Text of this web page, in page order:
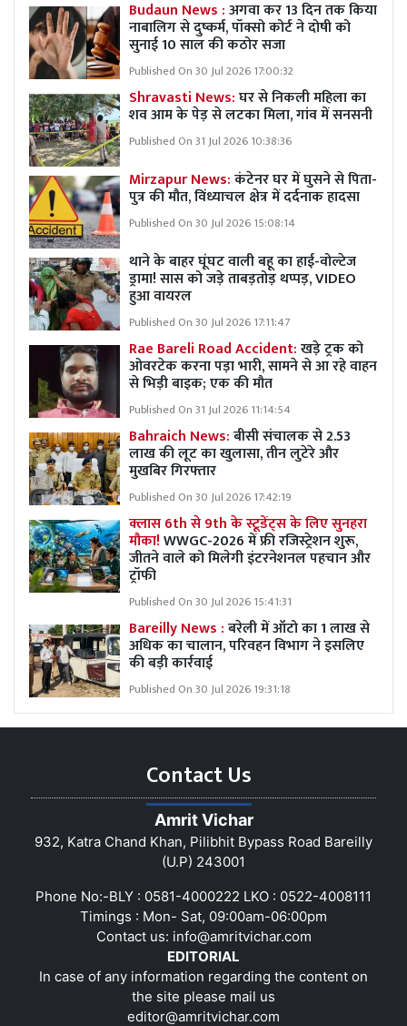
Budaun News :अगवा कर 13 दिन तक किया
नाबालिग से दुष्कर्म, पॉक्सो कोर्ट ने दोषी को
सुनाई 10 साल की कठोर सजा
Published On 30 Jul 2026 17:00:32
Shravasti News:घर से निकली महिला का
शव आम के पेड़ से लटका मिला, गांव में सनसनी
Published On 31 Jul 2026 10:38:36
Mirzapur News:कंटेनर घर में घुसने से पिता-
पुत्र की मौत, विंध्याचल क्षेत्र में दर्दनाक हादसा
Published On 30 Jul 2026 15:08:14
थाने के बाहर घूंघट वाली बहू का हाई-वोल्टेज
ड्रामा! सास को जड़े ताबड़तोड़ थप्पड़, VIDEO
हुआ वायरल
Published On 30 Jul 2026 17:11:47
Rae Bareli Road Accident:खड़े ट्रक को
ओवरटेक करना पड़ा भारी, सामने से आ रहे वाहन
से भिड़ी बाइक; एक की मौत
Published On 31 Jul 2026 11:14:54
Bahraich News:बीसी संचालक से 2.53
लाख की लूट का खुलासा, तीन लुटेरे और
मुखबिर गिरफ्तार
Published On 30 Jul 2026 17:42:19
क्लास 6th से 9th के स्टूडेंट्स के लिए सुनहरा
मौका!WWGC-2026 में फ्री रजिस्ट्रेशन शुरू,
जीतने वाले को मिलेगी इंटरनेशनल पहचान और
ट्रॉफी
Published On 30 Jul 2026 15:41:31
Bareilly News :बरेली में ऑटो का 1 लाख से
अधिक का चालान, परिवहन विभाग ने इसलिए
की बड़ी कार्रवाई
Published On 30 Jul 2026 19:31:18
Contact Us
Amrit Vichar
932, Katra Chand Khan, Pilibhit Bypass Road Bareilly
(U.P) 243001
Phone No:-BLY : 0581-4000222 LKO : 0522-4008111
Timings : Mon- Sat, 09:00am-06:00pm
Contact us: info@amritvichar.com
EDITORIAL
In case of any information regarding the content on
the site please mail us
editor@amritvichar.com